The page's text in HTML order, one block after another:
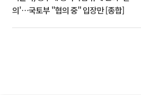
의'⋯국토부 "협의 중" 입장만 [종합]